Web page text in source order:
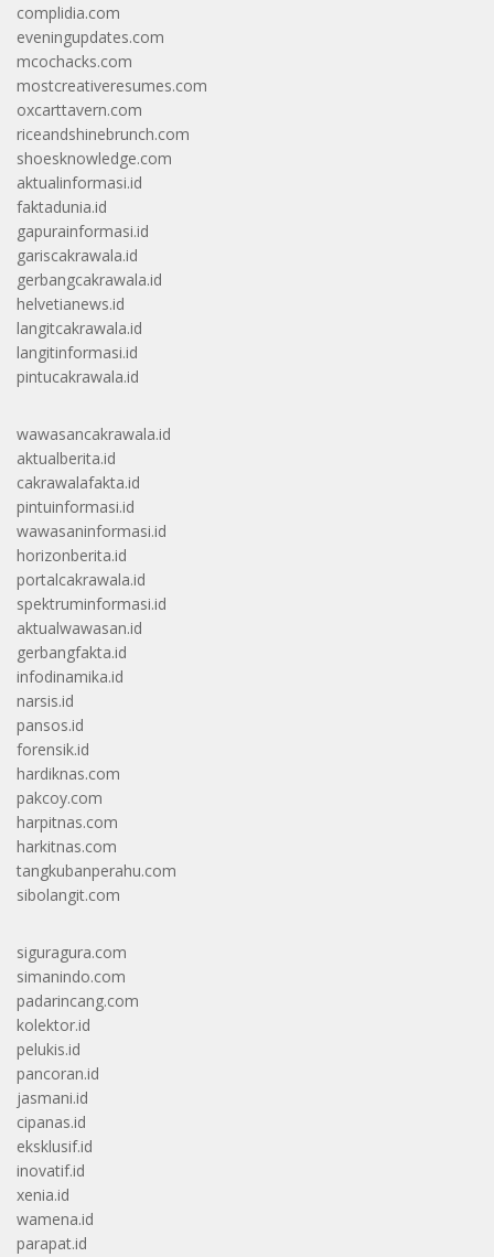
complidia.com
eveningupdates.com
mcochacks.com
mostcreativeresumes.com
oxcarttavern.com
riceandshinebrunch.com
shoesknowledge.com
aktualinformasi.id
faktadunia.id
gapurainformasi.id
gariscakrawala.id
gerbangcakrawala.id
helvetianews.id
langitcakrawala.id
langitinformasi.id
pintucakrawala.id
wawasancakrawala.id
aktualberita.id
cakrawalafakta.id
pintuinformasi.id
wawasaninformasi.id
horizonberita.id
portalcakrawala.id
spektruminformasi.id
aktualwawasan.id
gerbangfakta.id
infodinamika.id
narsis.id
pansos.id
forensik.id
hardiknas.com
pakcoy.com
harpitnas.com
harkitnas.com
tangkubanperahu.com
sibolangit.com
siguragura.com
simanindo.com
padarincang.com
kolektor.id
pelukis.id
pancoran.id
jasmani.id
cipanas.id
eksklusif.id
inovatif.id
xenia.id
wamena.id
parapat.id